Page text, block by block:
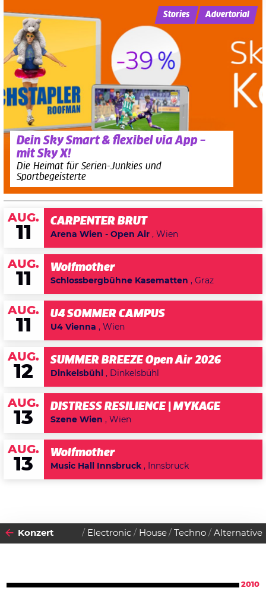
Dein Sky Smart & flexibel via App –
mit Sky X!
Die Heimat für Serien-Junkies und
Sportbegeisterte
Stories Advertorial
AUG.
11
CARPENTER BRUT
Arena Wien - Open Air , Wien
AUG.
11
Wolfmother
Schlossbergbühne Kasematten , Graz
AUG.
11
U4 SOMMER CAMPUS
U4 Vienna , Wien
AUG.
12
SUMMER BREEZE Open Air 2026
Dinkelsbühl , Dinkelsbühl
AUG.
13
DISTRESS RESILIENCE | MYKAGE
Szene Wien , Wien
AUG.
13
Wolfmother
Music Hall Innsbruck , Innsbruck
Konzert Electronic House Techno Alternative
2010